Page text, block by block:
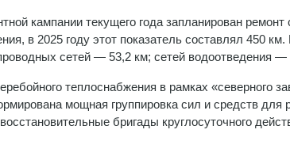
кампании текущего года запланирован
в 2025 году этот показатель составлял 450
сетей — 53,2 км; сетей водоотведения
теплоснабжения в рамках «северного
мощная группировка сил и средств для
бригады круглосуточного